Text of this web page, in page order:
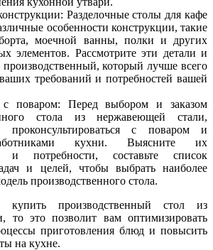
Разделочные столы для кафе
особенности конструкции, такие
моечной ванны, полки и других
элементов. Рассмотрите эти детали и
производственный, который лучше всего
требований и потребностей вашей
с поваром: Перед выбором и заказом
стола из нержавеющей стали,
проконсультироваться с поваром и
кухни. Выясните их
и потребности, составьте список
и целей, чтобы выбрать наиболее
производственного стола.
производственный стол из
то это позволит вам оптимизировать
приготовления блюд и повысить
на кухне.